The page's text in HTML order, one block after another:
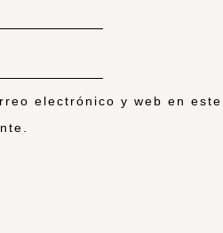
electrónico y web en